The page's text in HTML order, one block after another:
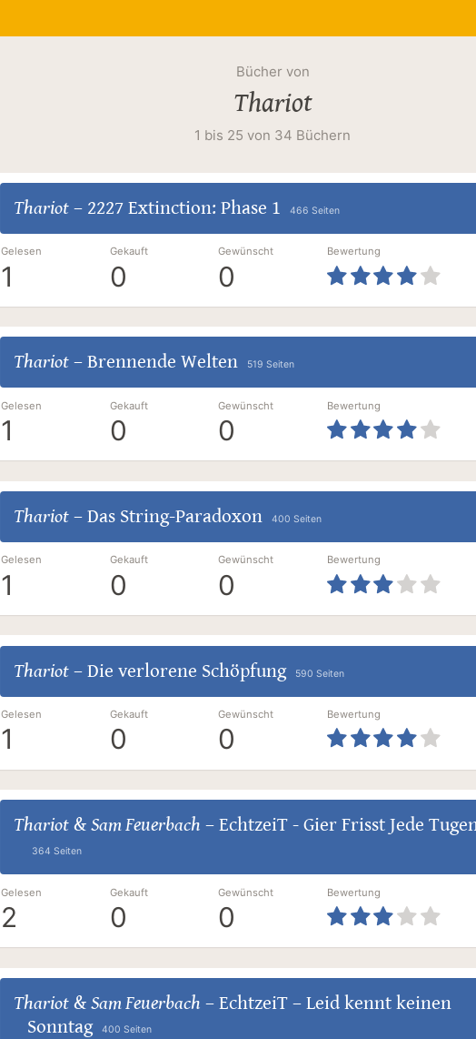
Bücher von
Thariot
1 bis 25 von 34 Büchern
Thariot– 2227 Extinction: Phase 1 466 Seiten
Gelesen
1
Gekauft
0
Gewünscht
0
Bewertung
Thariot– Brennende Welten 519 Seiten
Gelesen
1
Gekauft
0
Gewünscht
0
Bewertung
Thariot– Das String-Paradoxon 400 Seiten
Gelesen
1
Gekauft
0
Gewünscht
0
Bewertung
Thariot– Die verlorene Schöpfung 590 Seiten
Gelesen
1
Gekauft
0
Gewünscht
0
Bewertung
Thariot& Sam Feuerbach – EchtzeiT - Gier Frisst Jede
364 Seiten
Gelesen
2
Gekauft
0
Gewünscht
0
Bewertung
Thariot& Sam Feuerbach – EchtzeiT – Leid kennt keinen
Sonntag
400 Seiten